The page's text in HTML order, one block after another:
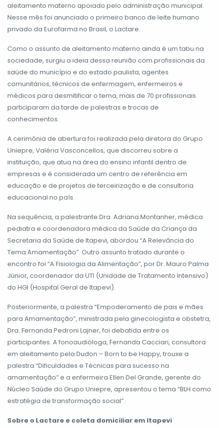
aleitamento materno apoiado pelo administração municipal.
Nesse mês foi anunciado o primeiro banco de leite humano
privado da Eurofarma no Brasil, o Lactare.
Como o assunto de aleitamento materno ainda é um tabu na
sociedade, surgiu a ideia dessa reunião com profissionais da
saúde do município e do estado paulista, agentes
comunitários, técnicos de enfermagem, enfermeiros e
médicos para desmitificar o tema, mais de 70 profissionais
participaram da tarde de palestras e trocas de
conhecimentos.
A cerimônia de abertura foi realizada pela diretora do Grupo
Uniepre, Valéria Vasconcellos, que discorreu sobre a
instituição, que atua na área do ensino infantil dentro de
empresas e é considerada um centro de referência em
educação e de projetos de terceirização e de consultoria
educacional no país.
Na sequência, a palestrante Dra. Adriana Montanher, médica
pediatra e coordenadora médica da Saúde da Criança da
Secretaria da Saúde de Itapevi, abordou “A Relevância do
Tema Amamentação”. Outro assunto tratado durante o
encontro foi “A Fisiologia da Alimentação”, por Dr. Mauro Palma
Júnior, coordenador da UTI (Unidade de Tratamento Intensivo)
do HGI (Hospital Geral de Itapevi).
Posteriormente, a palestra “Empoderamento de pais e mães
para Amamentação”, ministrada pela ginecologista e obstetra,
Dra. Fernanda Pedroni Lajner, foi debatida entre os
participantes. A fonoaudióloga, Fernanda Cacciari, consultora
em aleitamento pela Dudon – Born to be Happy, trouxe a
palestra “Dificuldades e Técnicas para sucesso na
amamentação” e a enfermeira Ellen Del Grande, gerente do
Núcleo Saúde do Grupo Uniepre, apresentou o tema “BLH como
estratégia de transformação social”.
Sobre o Lactare e coleta domiciliar em Itapevi